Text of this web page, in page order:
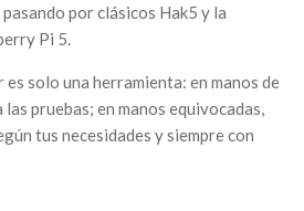
por clásicos Hak5 y la
Pi 5.
solo una herramienta: en manos de
pruebas; en manos equivocadas,
tus necesidades y siempre con